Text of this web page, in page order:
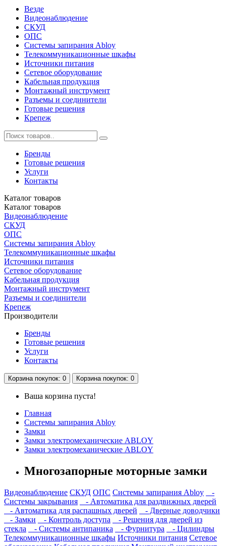
Везде
Видеонаблюдение
СКУД
ОПС
Системы запирания Abloy
Телекоммуникационные шкафы
Источники питания
Сетевое оборудование
Кабельная продукция
Монтажный инструмент
Разъемы и соединители
Готовые решения
Крепеж
Бренды
Готовые решения
Услуги
Контакты
Каталог товаров
Каталог товаров
Видеонаблюдение
СКУД
ОПС
Системы запирания Abloy
Телекоммуникационные шкафы
Источники питания
Сетевое оборудование
Кабельная продукция
Монтажный инструмент
Разъемы и соединители
Крепеж
Производители
Бренды
Готовые решения
Услуги
Контакты
Корзинапокупок: 0 Корзинапокупок: 0
Ваша корзина пуста!
Главная
Системы запирания Abloy
Замки
Замки электромеханические ABLOY
Замки электромеханические ABLOY
Многозапорные моторные замки
Видеонаблюдение СКУД ОПС Системы запирания Abloy
-
Cистемы закрывания
- Автоматика для раздвижных дверей
- Автоматика для распашных дверей
- Дверные доводчики
- Замки
- Контроль доступа
- Решения для дверей из
стекла
- Системы антипаника - Фурнитура
- Цилиндры
Телекоммуникационные шкафы Источники питания Сетевое